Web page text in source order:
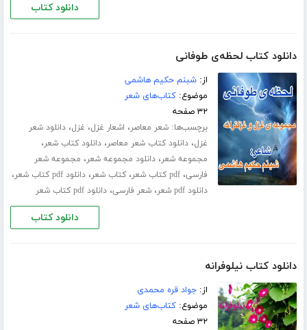
دانلود کتاب
دانلود کتاب لحظه‌ی طوفانی
از:شبنم حکیم هاشمی
موضوع:کتاب‌های شعر
۳۲ صفحه
برچسب‌ها:شعر معاصر، اشعار غزل، غزل،دانلود شعر
غزل،دانلود کتاب شعر معاصر،دانلود کتاب شعر،
مجموعه شعر،دانلود مجموعه شعر، مجموعه شعر
فارسی،pdf کتاب شعر ،کتاب شعر،دانلود pdf کتاب شعر ،
دانلود pdf شعر ،شعر فارسی،دانلود pdf کتاب شعر
دانلود کتاب
دانلود کتاب نیلوفرانه
از:جواد قره محمدی
موضوع:کتاب‌های شعر
۳۲ صفحه